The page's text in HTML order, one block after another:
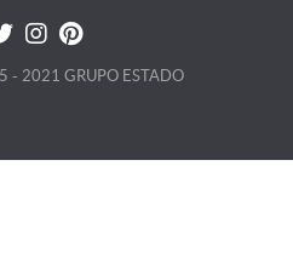
- 2021 GRUPO ESTADO